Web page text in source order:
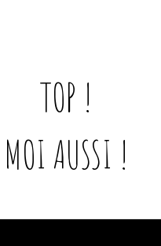
TOP !
MOI AUSSI !